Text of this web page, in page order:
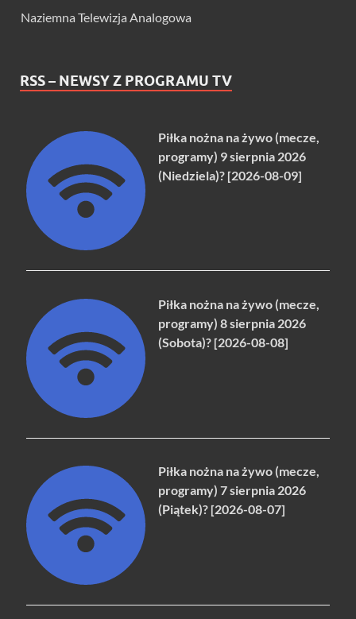
Naziemna Telewizja Analogowa
RSS – NEWSY Z PROGRAMU TV
Piłka nożna na żywo (mecze,
programy) 9 sierpnia 2026
(Niedziela)? [2026-08-09]
Piłka nożna na żywo (mecze,
programy) 8 sierpnia 2026
(Sobota)? [2026-08-08]
Piłka nożna na żywo (mecze,
programy) 7 sierpnia 2026
(Piątek)? [2026-08-07]